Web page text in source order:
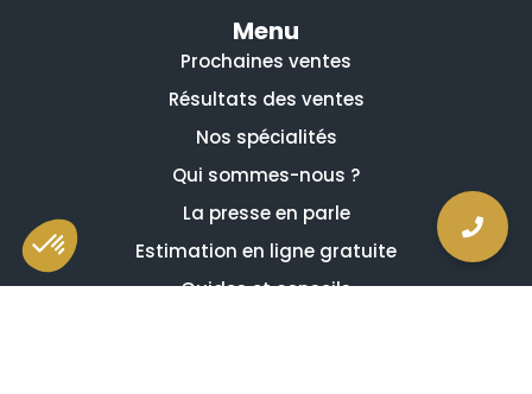
Menu
Prochaines ventes
Résultats des ventes
Nos spécialités
Qui sommes-nous ?
La presse en parle
Estimation en ligne gratuite
Guides et conseils